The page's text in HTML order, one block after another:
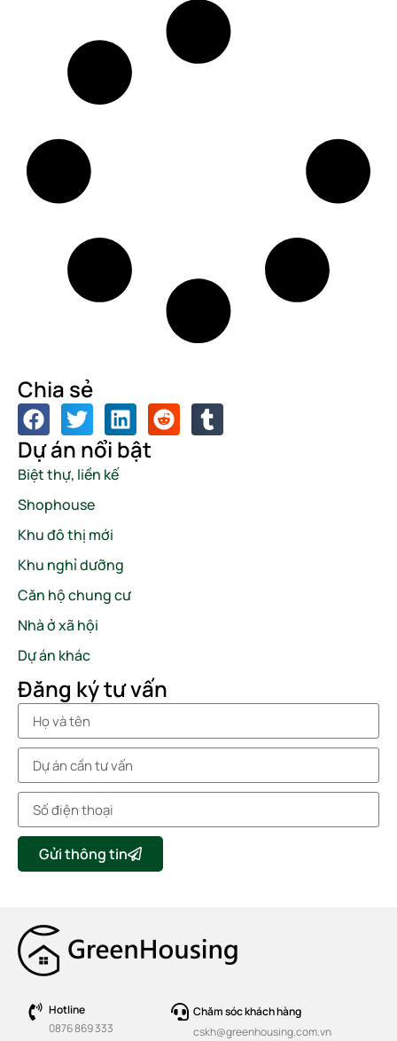
Chia sẻ
Dự án nổi bật
Biệt thự, liền kế
Shophouse
Khu đô thị mới
Khu nghỉ dưỡng
Căn hộ chung cư
Nhà ở xã hội
Dự án khác
Đăng ký tư vấn
Gửi thông tin
Hotline
0876 869 333
Chăm sóc khách hàng
cskh@greenhousing.com.vn